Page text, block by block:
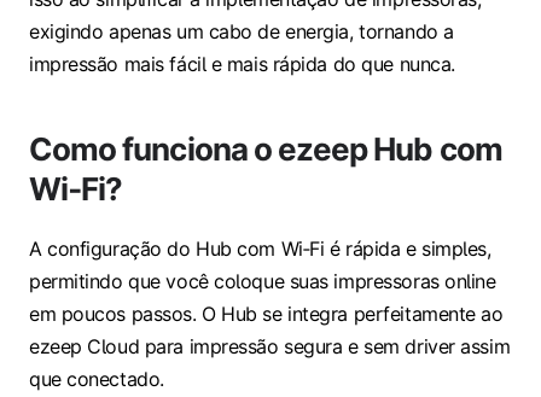
exigindo apenas um cabo de energia, tornando a
impressão mais fácil e mais rápida do que nunca.
Como funciona o ezeep Hub com
Wi‑Fi?
A configuração do Hub com Wi‑Fi é rápida e simples,
permitindo que você coloque suas impressoras online
em poucos passos. O Hub se integra perfeitamente ao
ezeep Cloud para impressão segura e sem driver assim
que conectado.